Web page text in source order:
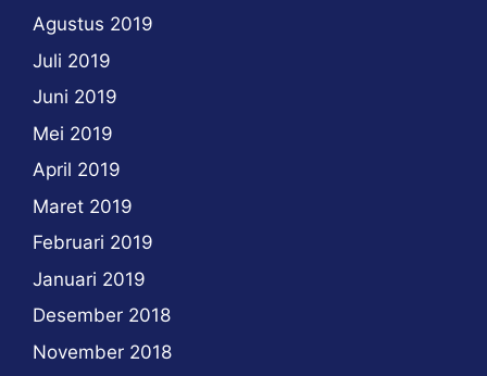
Agustus 2019
Juli 2019
Juni 2019
Mei 2019
April 2019
Maret 2019
Februari 2019
Januari 2019
Desember 2018
November 2018